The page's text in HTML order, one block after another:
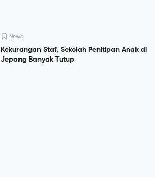
News
Kekurangan Staf, Sekolah Penitipan Anak di
Jepang Banyak Tutup